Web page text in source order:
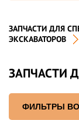
ЗАПЧАСТИ ДЛЯ
ЭКСКАВАТОРОВ
ЗАПЧАСТИ
ФИЛЬТРЫ